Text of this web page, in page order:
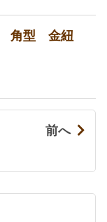
角型 金紐
前へ